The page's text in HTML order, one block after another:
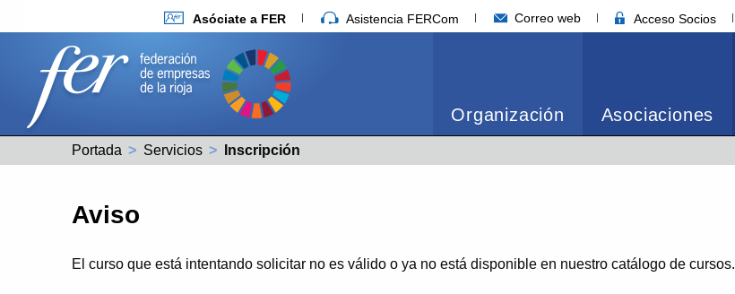
Asóciate a FER Asistencia FERCom Correo web Acceso Socios
Organización Asociaciones
Portada Servicios Actual:
Inscripción
Aviso
El curso que está intentando solicitar no es válido o ya no está disponible en nuestro catálogo de cursos.